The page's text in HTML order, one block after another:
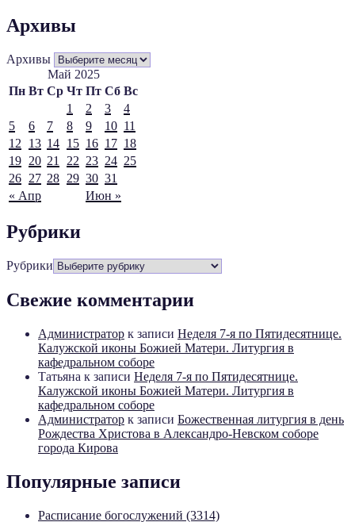
Архивы
Архивы
Май 2025
Пн Вт Ср Чт Пт Сб Вс
« Апр Июн »
1 2 3
4
5
6 7 8 9 10 11
12
13 14 15 16 17 18
19 20 21 22 23 24 25
26 27 28 29 30 31
Рубрики
Рубрики
Свежие комментарии
Администратор к записи Неделя 7-я по Пятидесятнице.
Калужской иконы Божией Матери. Литургия в
кафедральном соборе
Татьяна к записи Неделя 7-я по Пятидесятнице.
Калужской иконы Божией Матери. Литургия в
кафедральном соборе
Администратор к записи Божественная литургия в день
Рождества Христова в Александро-Невском соборе
города Кирова
Популярные записи
Расписание богослужений (3314)